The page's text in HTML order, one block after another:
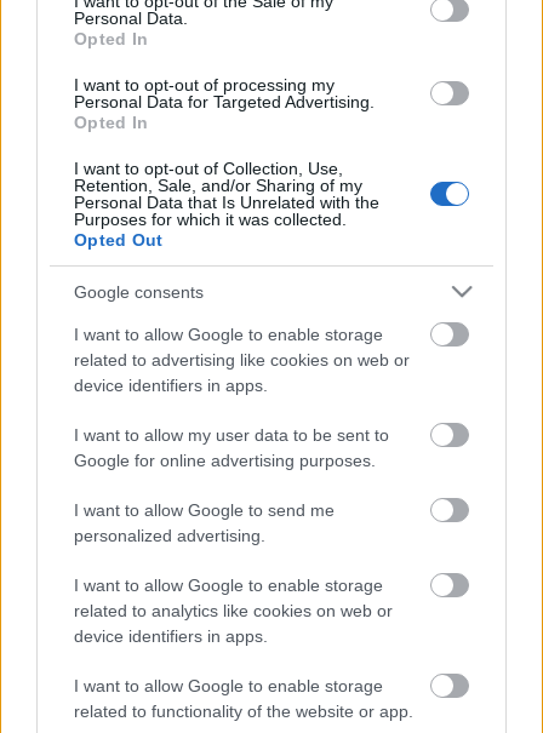
Personal Data.
Opted In
I want to opt-out of processing my
Personal Data for Targeted Advertising.
Opted In
I want to opt-out of Collection, Use,
Retention, Sale, and/or Sharing of my
Personal Data that Is Unrelated with the
Purposes for which it was collected.
Opted Out
Google consents
I want to allow Google to enable storage
related to advertising like cookies on web or
device identifiers in apps.
I want to allow my user data to be sent to
Google for online advertising purposes.
I want to allow Google to send me
personalized advertising.
I want to allow Google to enable storage
related to analytics like cookies on web or
device identifiers in apps.
I want to allow Google to enable storage
related to functionality of the website or app.
competiciones. Su valor de mercado ha subido 1,5 millones
esta semana.
El podio de subidas lo cierraIñaki Williams
del Athletic
Club con 1,4 millones de revalorización. Lamine Yamal y
revalorizaron en más de 1 millón entre el 19 y 25 de enero
(1,2 millones).
¿Recomendable?
El Sevilla ha fichado al
internacional suizo Rubén Vargas.
¿Qué podemos esperar de él en
El jugador más devaluado de la semana en Comunio ha
Isco Alarcón. El centrocampista del Real Betis ha visto
reducido su precio en 1 millón de euros y pasa a tener un
valor de mercado de 14.650.000 €.